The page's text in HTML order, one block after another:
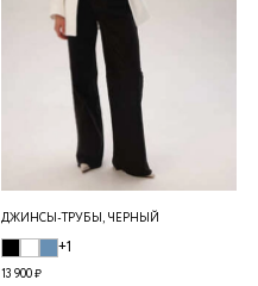
ДЖИНСЫ-ТРУБЫ, ЧЕРНЫЙ
+1
13 900 ₽